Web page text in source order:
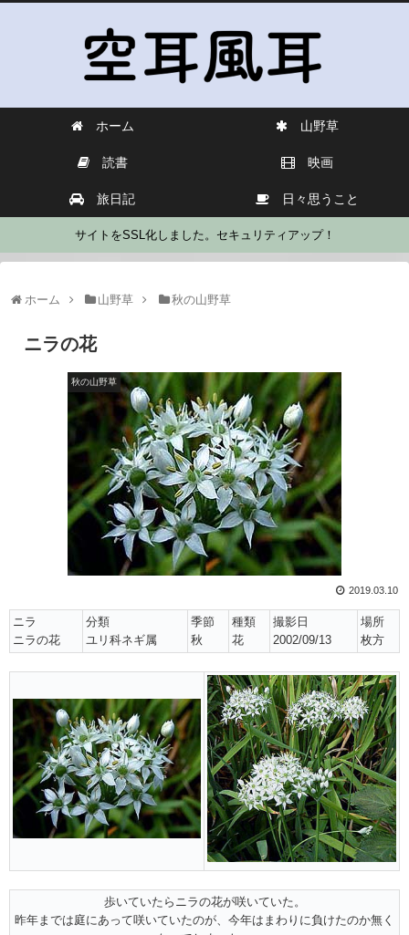
ホーム 山野草
読書 映画
旅日記 日々思うこと
サイトをSSL化しました。セキュリティアップ！
ホーム 山野草 秋の山野草
ニラの花
秋の山野草
2019.03.10
ニラ
ニラの花
分類
ユリ科ネギ属
季節
秋
種類
花
撮影日
2002/09/13
場所
枚方
歩いていたらニラの花が咲いていた。
昨年までは庭にあって咲いていたのが、今年はまわりに負けたのか無く